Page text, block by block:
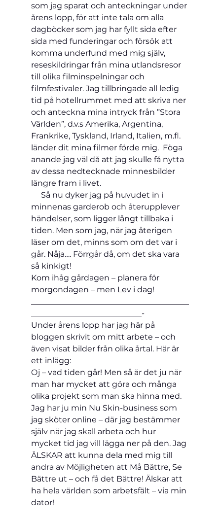
som jag sparat och anteckningar under
årens lopp, för att inte tala om alla
dagböcker som jag har fyllt sida efter
sida med funderingar och försök att
komma underfund med mig själv,
reseskildringar från mina utlandsresor
till olika filminspelningar och
filmfestivaler. Jag tillbringade all ledig
tid på hotellrummet med att skriva ner
och anteckna mina intryck från ”Stora
Världen”, d.v.s Amerika, Argentina,
Frankrike, Tyskland, Irland, Italien, m.fl.
länder dit mina filmer förde mig.  Föga
anande jag väl då att jag skulle få nytta
av dessa nedtecknade minnesbilder
längre fram i livet.
Så nu dyker jag på huvudet in i
minnenas garderob och återupplever
händelser, som ligger långt tillbaka i
tiden. Men som jag, när jag återigen
läser om det, minns som om det var i
går. Nåja…. Förrgår då, om det ska vara
så kinkigt!
Kom ihåg gårdagen – planera för
morgondagen – men Lev i dag!
____________________________-
Under årens lopp har jag här på
bloggen skrivit om mitt arbete – och
även visat bilder från olika årtal. Här är
ett inlägg:
Oj – vad tiden går! Men så är det ju när
man har mycket att göra och många
olika projekt som man ska hinna med.
Jag har ju min Nu Skin-business som
jag sköter online – där jag bestämmer
själv när jag skall arbeta och hur
mycket tid jag vill lägga ner på den. Jag
ÄLSKAR att kunna dela med mig till
andra av Möjligheten att Må Bättre, Se
Bättre ut – och få det Bättre! Älskar att
ha hela världen som arbetsfält – via min
dator!